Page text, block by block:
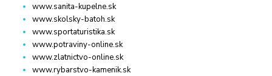
www.sanita-kupelne.sk
www.skolsky-batoh.sk
www.sportaturistika.sk
www.potraviny-online.sk
www.zlatnictvo-online.sk
www.rybarstvo-kamenik.sk